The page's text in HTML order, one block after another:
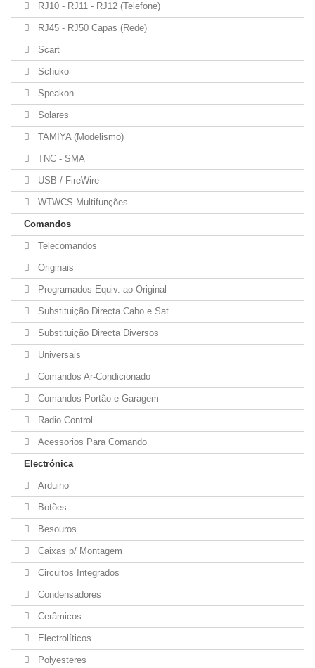
RJ10 - RJ11 - RJ12 (Telefone)
RJ45 - RJ50 Capas (Rede)
Scart
Schuko
Speakon
Solares
TAMIYA (Modelismo)
TNC - SMA
USB / FireWire
WTWCS Multifunções
Comandos
Telecomandos
Originais
Programados Equiv. ao Original
Substituição Directa Cabo e Sat.
Substituição Directa Diversos
Universais
Comandos Ar-Condicionado
Comandos Portão e Garagem
Radio Control
Acessorios Para Comando
Electrónica
Arduino
Botões
Besouros
Caixas p/ Montagem
Circuitos Integrados
Condensadores
Cerâmicos
Electrolíticos
Polyesteres